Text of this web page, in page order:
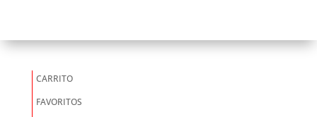
CARRITO
FAVORITOS